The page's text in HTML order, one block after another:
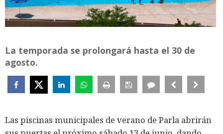
La temporada se prolongará hasta el 30 de
agosto.
Las piscinas municipales de verano de Parla abrirán